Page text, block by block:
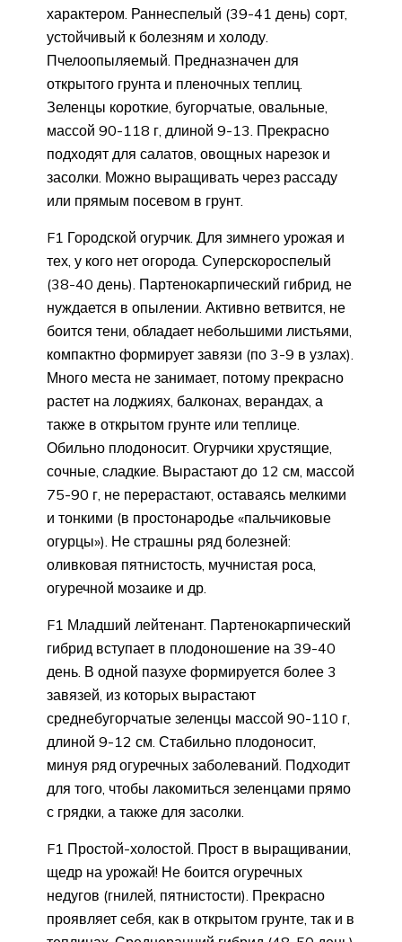
характером. Раннеспелый (39-41 день) сорт,
устойчивый к болезням и холоду.
Пчелоопыляемый. Предназначен для
открытого грунта и пленочных теплиц.
Зеленцы короткие, бугорчатые, овальные,
массой 90-118 г, длиной 9-13. Прекрасно
подходят для салатов, овощных нарезок и
засолки. Можно выращивать через рассаду
или прямым посевом в грунт.
F1 Городской огурчик. Для зимнего урожая и
тех, у кого нет огорода. Суперскороспелый
(38-40 день). Партенокарпический гибрид, не
нуждается в опылении. Активно ветвится, не
боится тени, обладает небольшими листьями,
компактно формирует завязи (по 3-9 в узлах).
Много места не занимает, потому прекрасно
растет на лоджиях, балконах, верандах, а
также в открытом грунте или теплице.
Обильно плодоносит. Огурчики хрустящие,
сочные, сладкие. Вырастают до 12 см, массой
75-90 г, не перерастают, оставаясь мелкими
и тонкими (в простонародье «пальчиковые
огурцы»). Не страшны ряд болезней:
оливковая пятнистость, мучнистая роса,
огуречной мозаике и др.
F1 Младший лейтенант. Партенокарпический
гибрид вступает в плодоношение на 39-40
день. В одной пазухе формируется более 3
завязей, из которых вырастают
среднебугорчатые зеленцы массой 90-110 г,
длиной 9-12 см. Стабильно плодоносит,
минуя ряд огуречных заболеваний. Подходит
для того, чтобы лакомиться зеленцами прямо
с грядки, а также для засолки.
F1 Простой-холостой. Прост в выращивании,
щедр на урожай! Не боится огуречных
недугов (гнилей, пятнистости). Прекрасно
проявляет себя, как в открытом грунте, так и в